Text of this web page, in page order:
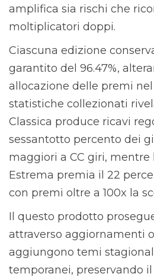
amplifica sia rischi che
moltiplicatori doppi.
Ciascuna edizione
garantito del 96.47%,
allocazione delle premi
statistiche collezionati
Classica produce ricavi
sessantotto percento dei
maggiori a CC giri, mentre
Estrema premia il 22
con premi oltre a 100x la
Il questo prodotto
attraverso aggiornamenti
aggiungono temi
temporanei, preservando